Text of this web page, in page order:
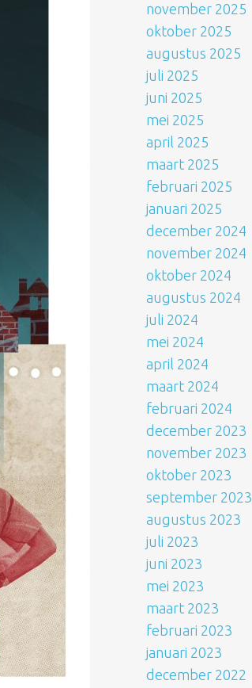
november 2025
oktober 2025
augustus 2025
juli 2025
juni 2025
mei 2025
april 2025
maart 2025
februari 2025
januari 2025
december 2024
november 2024
oktober 2024
augustus 2024
juli 2024
mei 2024
april 2024
maart 2024
februari 2024
december 2023
november 2023
oktober 2023
september 2023
augustus 2023
juli 2023
juni 2023
mei 2023
maart 2023
februari 2023
januari 2023
december 2022